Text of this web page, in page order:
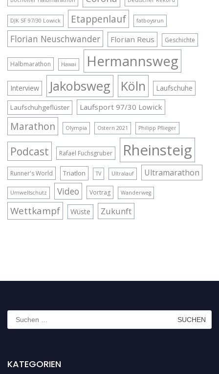
DJK SF 97/30 Lowick Etappenlauf fatboysrun
Florian Neuschwander Florian Reus Geschichte
Halbmarathon Hawai Hermannsweg
Interview Jakobsweg Köln Laufschuhe
Laufschuhgeflüster Laufsport 97/30 Lowick
Marathon Olympia Ostern 2021 Philipp Pflieger
Podcast Rafael Fuchsgruber Rheinsteig
Runner's World Triatlon TV Ultralauf Ultramarathon
Umweltschutz Video Vortrag Wanderweg
Wettkampf Wüste Zukunft
Suchen
nach:
KATEGORIEN